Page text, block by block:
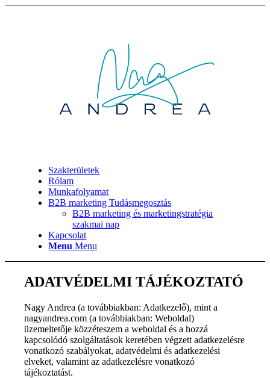
Szakterületek
Rólam
Munkafolyamat
B2B marketing Tudásmegosztás
B2B marketing és marketingstratégia
szakmai nap
Kapcsolat
Menu Menu
ADATVÉDELMI TÁJÉKOZTATÓ
Nagy Andrea (a továbbiakban: Adatkezelő), mint a
nagyandrea.com (a továbbiakban: Weboldal)
üzemeltetője közzéteszem a weboldal és a hozzá
kapcsolódó szolgáltatások keretében végzett adatkezelésre
vonatkozó szabályokat, adatvédelmi és adatkezelési
elveket, valamint az adatkezelésre vonatkozó
tájékoztatást.